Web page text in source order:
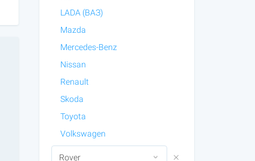
LADA (ВАЗ)
Mazda
Mercedes-Benz
Nissan
Renault
Skoda
Toyota
Volkswagen